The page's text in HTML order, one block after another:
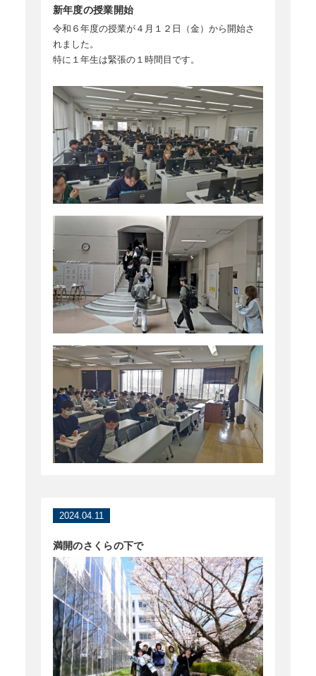
新年度の授業開始
令和６年度の授業が４月１２日（金）から開始さ
れました。
特に１年生は緊張の１時間目です。
2024.04.11
満開のさくらの下で